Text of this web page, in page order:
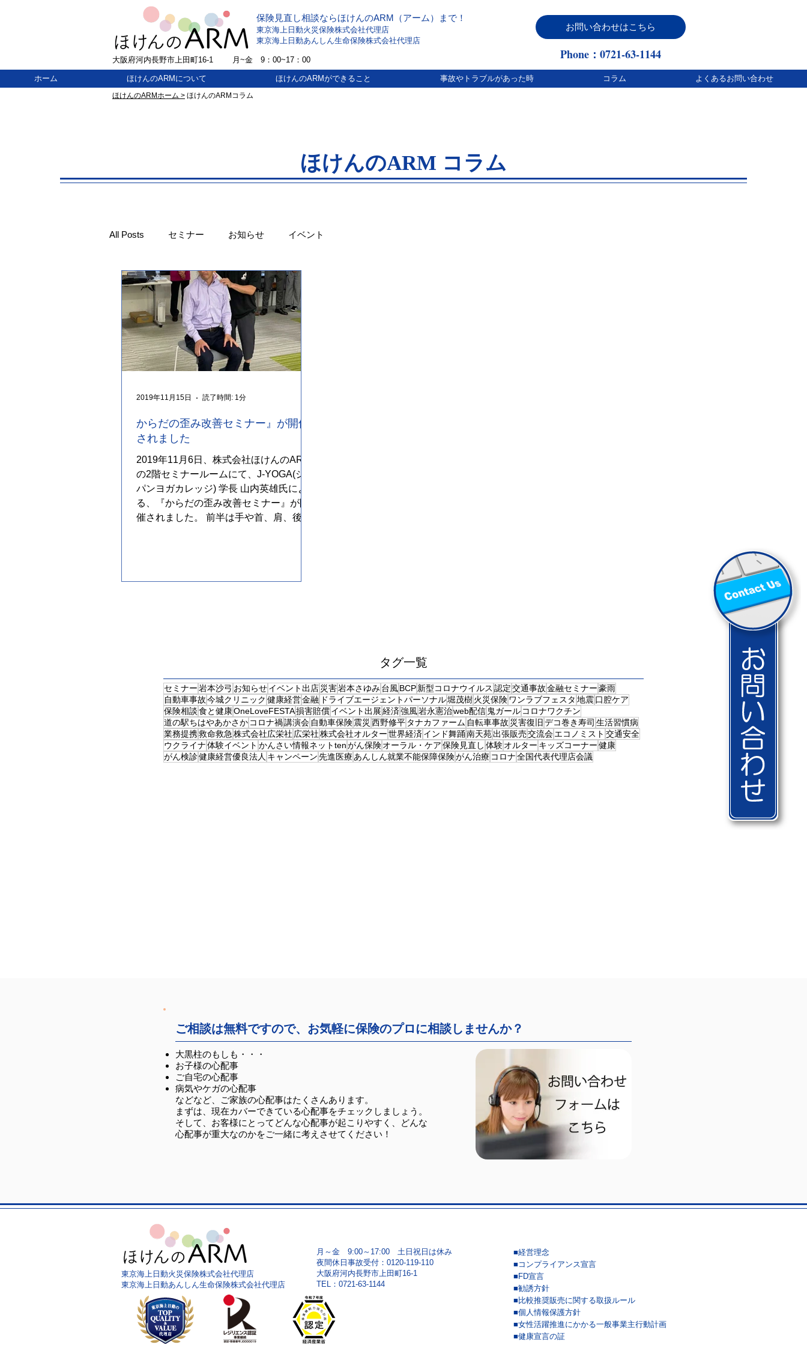
保険見直し相談ならほけんのARM（アーム）まで！
東京海上日動火災保険株式会社代理店
東京海上日動あんしん生命保険株式会社代理店
大阪府河内長野市上田町16-1 ​月~金 9：00~17：00
お問い合わせはこちら
Phone：0721-63-1144
ホーム ほけんのARMについて ほけんのARMができること 事故やトラブルがあった時 コラム よくあるお問い合わせ
ほけんのARMホーム > ほけんのARMコラム
ほけんのARM コラム
All Posts セミナー お知らせ イベント
からだの歪み改善セミナー』が開催
されました
2019年11月6日、株式会社ほけんのARM
の2階セミナールームにて、J-YOGA(ジャ
パンヨガカレッジ) 学長 山内英雄氏によ
る、『からだの歪み改善セミナー』が開
催されました。 前半は手や首、肩、後半
2019年11月15日 読了時間: 1分
タグ一覧
セミナー岩本沙弓 お知らせイベント出店災害岩本さゆみ台風BCP新型コロナウイルス 認定交通事故金融セミナー豪雨
自動車事故今城クリニック 健康経営金融 ドライブエージェントパーソナル堀茂樹火災保険ワンラブフェスタ 地震口腔ケア
保険相談食と健康OneLoveFESTA損害賠償イベント出展経済強風岩永憲治web配信 鬼ガール コロナワクチン
道の駅ちはやあかさか コロナ禍講演会 自動車保険震災 西野修平 タナカファーム 自転車事故 災害復旧デコ巻き寿司 生活習慣病
業務提携救命救急 株式会社広栄社 広栄社株式会社オルター世界経済インド舞踊南天苑出張販売交流会エコノミスト 交通安全
ウクライナ体験イベント かんさい情報ネットtenがん保険オーラル・ケア保険見直し 体験オルター キッズコーナー健康
がん検診健康経営優良法人 キャンペーン先進医療 あんしん就業不能保障保険がん治療 コロナ全国代表代理店会議
ご相談は無料ですので、お気軽に保険のプロに相談しませんか？
大黒柱のもしも・・・
お子様の心配事
ご自宅の心配事
病気やケガの心配事
などなど、ご家族の心配事はたくさんあります。
まずは、現在カバーできている心配事をチェックしましょう。
そして、お客様にとってどんな心配事が起こりやすく、どんな
心配事が重大なのかをご一緒に考えさせてください！
東京海上日動火災保険株式会社代理店
東京海上日動あんしん生命保険株式会社代理店
月～金 9:00～17:00 土日祝日は休み
夜間休日事故受付：0120-119-110
大阪府河内長野市上田町16-1
​TEL：0721-63-1144
■経営理念
■コンプライアンス宣言
■FD宣言
■勧誘方針
■比較推奨販売に関する取扱ルール
■個人情報保護方針
■女性活躍推進にかかる一般事業主行動計画
■健康宣言の証